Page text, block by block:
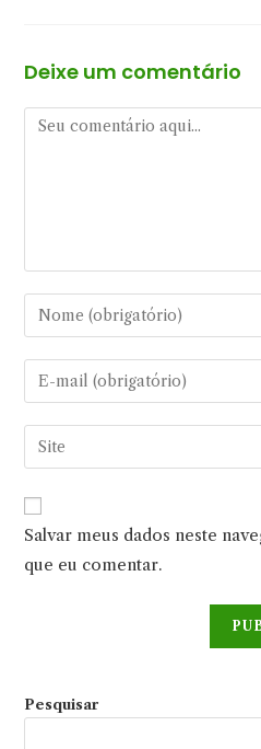
Deixe um comentário
Comentário
Digite
seu
nome
ou
de
usuário
para
comentar
Digite
seu
endereço
de
para
comentar
Digite
o
do
seu
site
Salvar meus dados neste
que eu comentar.
Pesquisar